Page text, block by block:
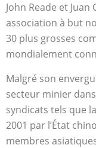
John Reade et
association à but
30 plus grosses
mondialement
Malgré son
secteur minier
syndicats tels que
2001 par l’État
membres